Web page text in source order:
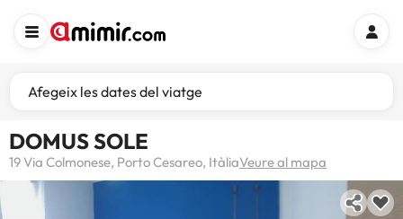
Afegeix les dates del viatge
DOMUS SOLE
19 Via Colmonese, Porto Cesareo, ItàliaVeure al mapa